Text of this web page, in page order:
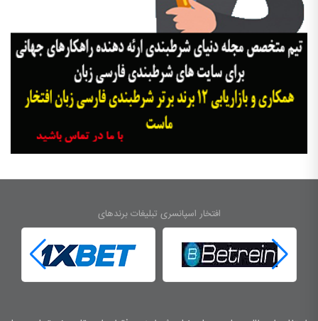
افتخار اسپانسری تبلیغات برندهای